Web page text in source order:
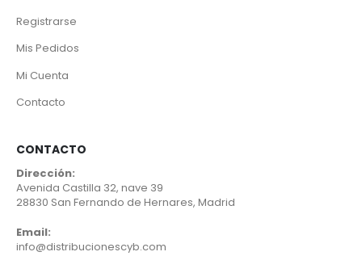
Registrarse
Mis Pedidos
Mi Cuenta
Contacto
CONTACTO
Dirección:
Avenida Castilla 32, nave 39
28830 San Fernando de Hernares, Madrid
Email:
info@distribucionescyb.com